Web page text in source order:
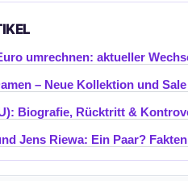
umrechnen: aktueller
– Neue Kollektion und Sale
Biografie, Rücktritt &
Jens Riewa: Ein Paar?